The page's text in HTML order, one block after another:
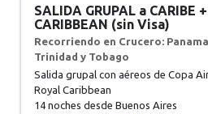
SALIDA GRUPAL a CARIBE
CARIBBEAN (sin Visa)
Recorriendo en Crucero:
Trinidad y Tobago
Salida grupal con aéreos de Copa
Royal Caribbean
14 nochesdesde Buenos Aires